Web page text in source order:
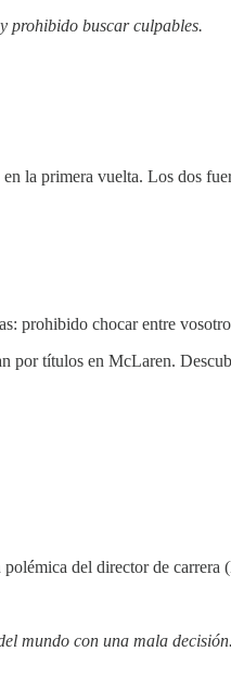
prohibido buscar culpables.
la primera vuelta. Los dos
prohibido chocar entre
títulos en McLaren.
del director de
mundo con una mala